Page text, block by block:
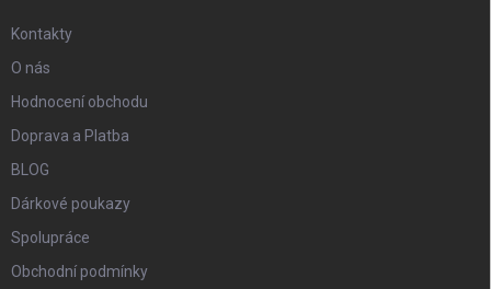
Kontakty
O nás
Hodnocení obchodu
Doprava a Platba
BLOG
Dárkové poukazy
Spolupráce
Obchodní podmínky